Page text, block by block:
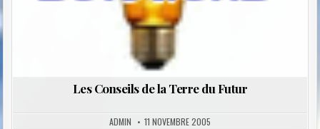
Les Conseils de la Terre du Futur
ADMIN 11 NOVEMBRE 2005